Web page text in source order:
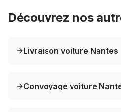
Découvrez nos
Livraison voiture Nantes
Convoyage voiture